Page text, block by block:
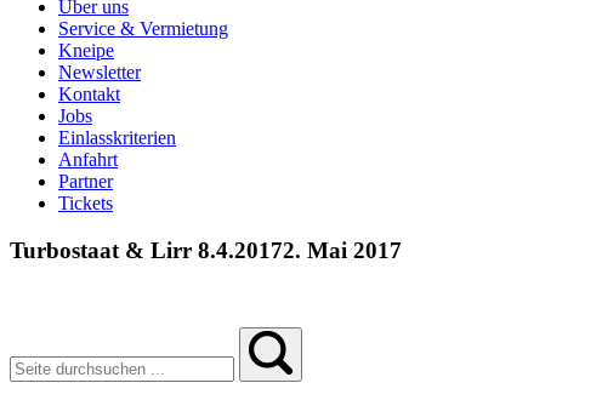
Über uns
Service & Vermietung
Kneipe
Newsletter
Kontakt
Jobs
Einlasskriterien
Anfahrt
Partner
Tickets
Turbostaat & Lirr 8.4.20172. Mai 2017